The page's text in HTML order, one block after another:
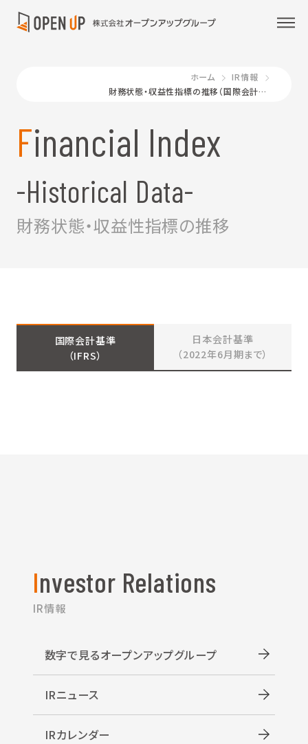
ホーム
IR情報
財務状態・収益性指標の推移（国際会計基準）
Financial Index
-Historical Data-
財務状態・収益性指標の推移
国際会計基準
（IFRS）
日本会計基準
（2022年6月期まで）
Investor Relations
IR情報
数字で見るオープンアップグループ
IRニュース
IRカレンダー